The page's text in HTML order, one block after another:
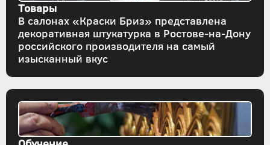
Товары
В салонах «Краски Бриз» представлена
декоративная штукатурка в Ростове-на-Дону
российского производителя на самый
изысканный вкус